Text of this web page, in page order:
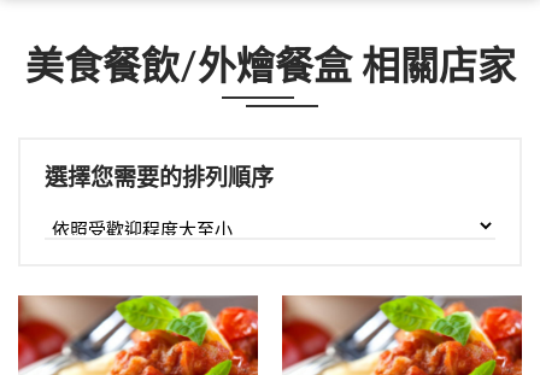
美食餐飲/外燴餐盒 相關店家
選擇您需要的排列順序